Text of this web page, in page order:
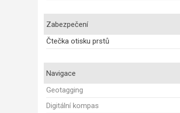
Zabezpečení
Čtečka otisku prstů
Navigace
Geotagging
Digitální kompas